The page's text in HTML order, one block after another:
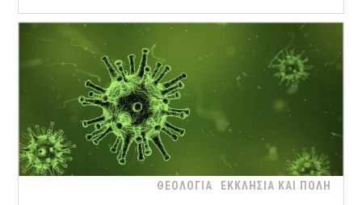
ΘΕΟΛΟΓΙΑ ΕΚΚΛΗΣΙΑ ΚΑΙ ΠΟΛΗ